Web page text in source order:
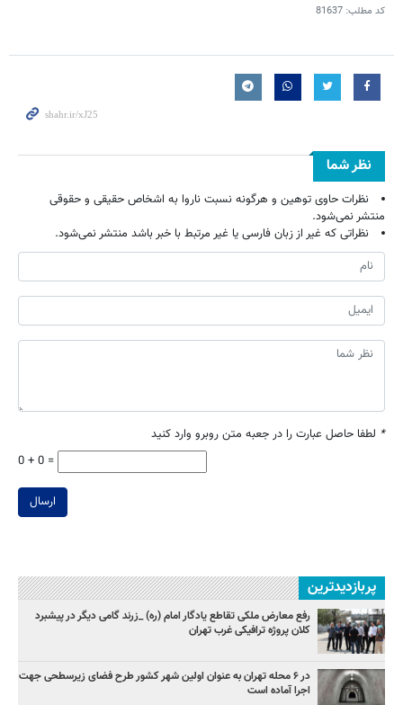
کد مطلب: 81637
نظر شما
نظرات حاوی توهین و هرگونه نسبت ناروا به اشخاص حقیقی و حقوقی
منتشر نمی‌شود.
نظراتی که غیر از زبان فارسی یا غیر مرتبط با خبر باشد منتشر نمی‌شود.
* لطفا حاصل عبارت را در جعبه متن روبرو وارد کنید
0 + 0 =
ارسال
پربازدیدترین
رفع معارض ملکی تقاطع یادگار امام (ره) _زرند گامی دیگر در پیشبرد
کلان پروژه‌ ترافیکی غرب تهران
در ۶ محله تهران به عنوان اولین شهر کشور طرح فضای زیرسطحی جهت
اجرا آماده است